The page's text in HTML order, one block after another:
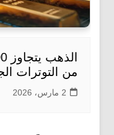
من التوترات
2 مارس، 2026